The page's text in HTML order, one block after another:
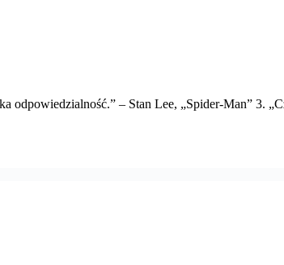
odpowiedzialność.” – Stan Lee, „Spider-Man” 3.